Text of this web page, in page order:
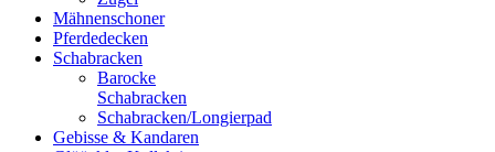
Mähnenschoner
Pferdedecken
Schabracken
Barocke
Schabracken
Schabracken/Longierpad
Gebisse & Kandaren